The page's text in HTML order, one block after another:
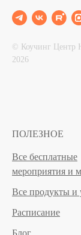
© Коучинг Центр
2026
ПОЛЕЗНОЕ
Все бесплатные
мероприятия и
Все продукты и
Расписание